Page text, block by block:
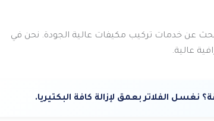
عن خدمات تركيب مكيفات عالية الجودة. نحن في
عالية.
الفلاتر بعمق لإزالة كافة البكتيريا.